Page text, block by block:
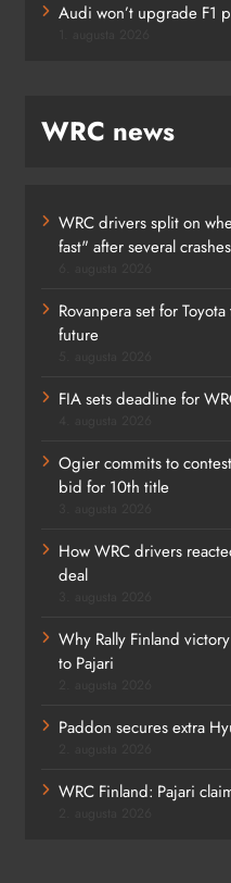
Audi won’t upgrade F1
WRC news
WRC drivers split on
fast" after several crashes
Rovanpera set for
future
FIA sets deadline for
Ogier commits to
bid for 10th title
How WRC drivers
deal
Why Rally Finland
to Pajari
Paddon secures extra
WRC Finland: Pajari